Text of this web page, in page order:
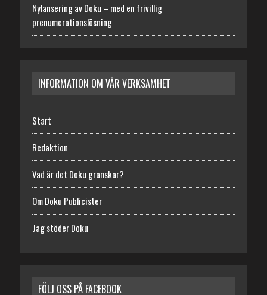
Nylansering av Doku – med en frivillig
prenumerationslösning
INFORMATION OM VÅR VERKSAMHET
Start
Redaktion
Vad är det Doku granskar?
Om Doku Publicister
Jag stöder Doku
FÖLJ OSS PÅ FACEBOOK